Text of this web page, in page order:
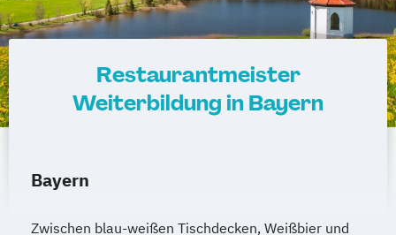
Restaurantmeister
Weiterbildung in Bayern
Bayern
Zwischen blau-weißen Tischdecken, Weißbier und